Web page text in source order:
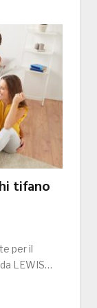
tifano
per il
LEWIS…